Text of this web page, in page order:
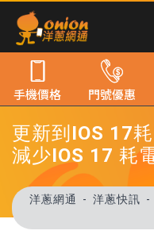
更新到IOS 17
減少IOS 17 耗
洋蔥網通 洋蔥快訊
手機價格 門號優惠